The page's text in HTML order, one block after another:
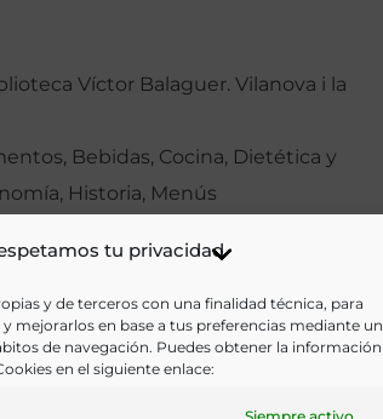
tu privacidad
y de terceros con una finalidad técnica, para
mejorarlos en base a tus preferencias mediante un
de navegación. Puedes obtener la información
en el siguiente enlace:
Víctor Balaguer. Vilanova i la
Bebidas, Cocina, Dietética y
Historia, Menús
Ir a versión electrónica